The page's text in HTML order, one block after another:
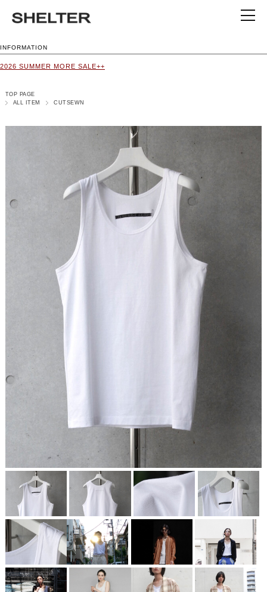
INFORMATION
2026 SUMMER MORE SALE++
TOP PAGE
ALL ITEM
CUTSEWN